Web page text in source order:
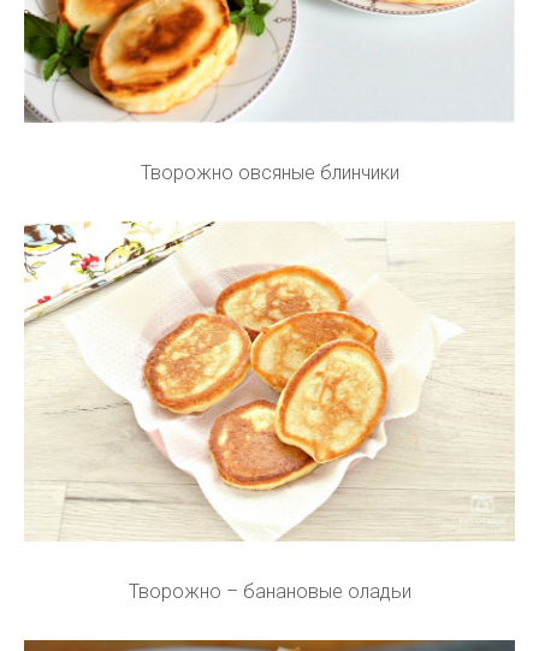
Творожно овсяные блинчики
Творожно – банановые оладьи